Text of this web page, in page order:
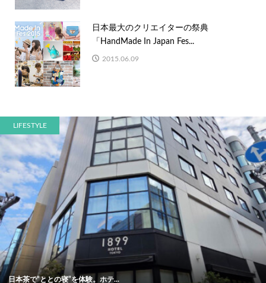
日本最大のクリエイターの祭典
「HandMade In Japan Fes...
2015.06.09
LIFESTYLE
日本茶で“ととの寝”を体験。ホテ...